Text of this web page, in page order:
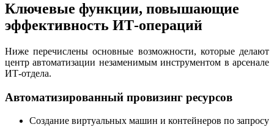
Ключевые функции, повышающие
эффективность ИТ‑операций
Ниже перечислены основные возможности, которые делают
центр автоматизации незаменимым инструментом в арсенале
ИТ‑отдела.
Автоматизированный провизинг ресурсов
Создание виртуальных машин и контейнеров по запросу